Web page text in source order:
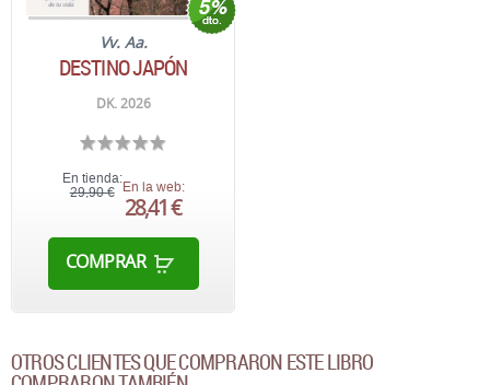
Vv. Aa.
DESTINO JAPÓN
DK. 2026
En tienda:
29,90 € En la web:
28,41 €
COMPRAR
OTROS CLIENTES QUE COMPRARON ESTE LIBRO